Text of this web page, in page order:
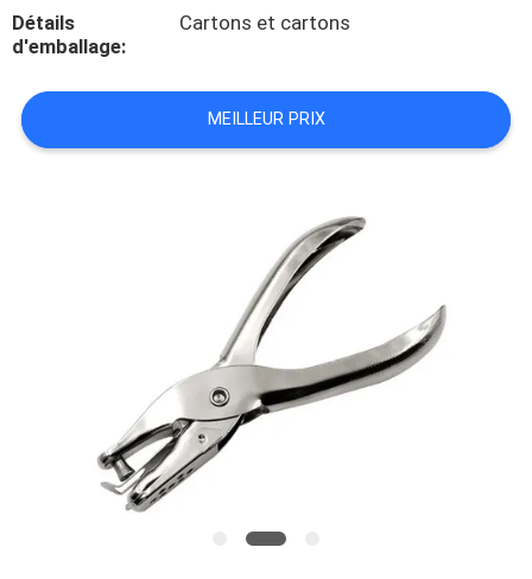
VISITE
L'USINE
CONTACTER
NOUVELLES
Détails
d'emballage:
Cartons et cartons
MEILLEUR PRIX